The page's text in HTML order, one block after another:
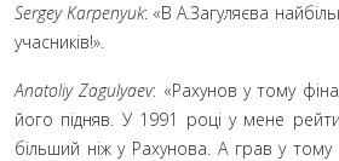
Sergey Karpenyuk: «В А.Загуляєва
учасників!».
Anatoliy Zagulyaev: «Рахунов у тому
його підняв. У 1991 році у мене
більший ніж у Рахунова. А грав у тому